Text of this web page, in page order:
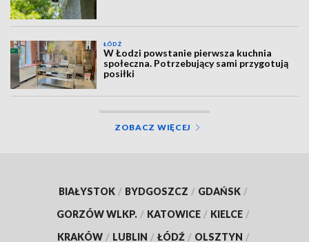
ŁÓDŹ
W Łodzi powstanie pierwsza kuchnia
społeczna. Potrzebujący sami przygotują
posiłki
ZOBACZ WIĘCEJ
BIAŁYSTOK / BYDGOSZCZ / GDAŃSK /
GORZÓW WLKP. / KATOWICE / KIELCE /
KRAKÓW / LUBLIN / ŁÓDŹ / OLSZTYN /